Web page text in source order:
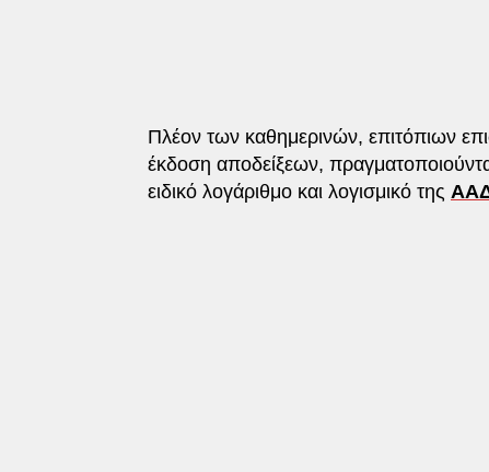
Πλέον των καθημερινών, επιτόπιων
έκδοση αποδείξεων,
ειδικό λογάριθμο και λογισμικό της